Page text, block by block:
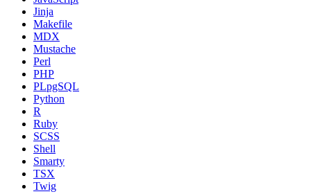
Jinja
Makefile
MDX
Mustache
Perl
PHP
PLpgSQL
Python
R
Ruby
SCSS
Shell
Smarty
TSX
Twig